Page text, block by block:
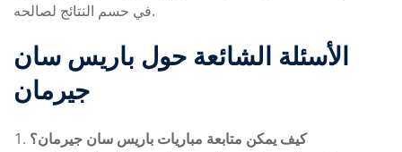
في حسم النتائج لصالحه.
الأسئلة الشائعة حول باريس سان
جيرمان
كيف يمكن متابعة مباريات باريس سان جيرمان؟